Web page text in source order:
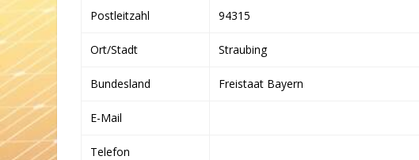
Postleitzahl 94315
Ort/Stadt Straubing
Bundesland Freistaat Bayern
E-Mail
Telefon